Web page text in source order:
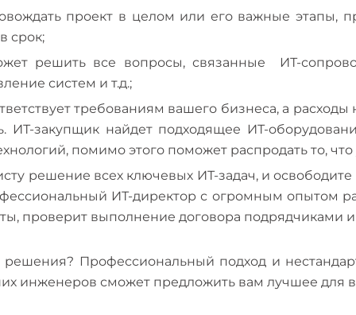
проект в целом или его важные этапы,
срок;
решить все вопросы, связанные ИТ-
систем и т.д.;
требованиям вашего бизнеса, а
закупщик найдет подходящее ИТ-
помимо этого поможет распродать то,
решение всех ключевых ИТ-задач, и
ИТ-директор с огромным опытом
проверит выполнение договора подрядчиками
Профессиональный подход и
инженеров сможет предложить вам лучшее для